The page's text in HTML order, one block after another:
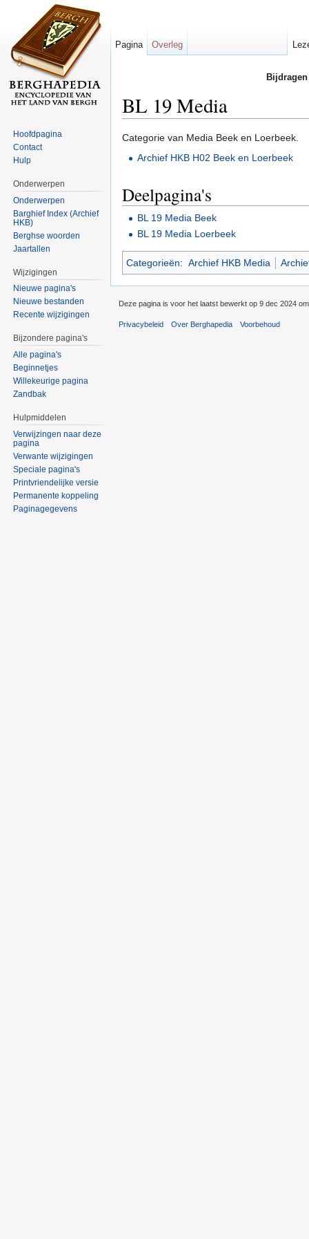
BL 19 Media
Categorie van Media Beek en Loerbeek.
Archief HKB H02 Beek en Loerbeek
Deelpagina's
BL 19 Media Beek
BL 19 Media Loerbeek
Categorieën: Archief HKB Media
Pagina Overleg
Hoofdpagina
Contact
Hulp
Onderwerpen
Onderwerpen
Barghief Index (Archief
HKB)
Berghse woorden
Jaartallen
Wijzigingen
Nieuwe pagina's
Nieuwe bestanden
Recente wijzigingen
Bijzondere pagina's
Alle pagina's
Beginnetjes
Willekeurige pagina
Zandbak
Hulpmiddelen
Verwijzingen naar deze
pagina
Verwante wijzigingen
Speciale pagina's
Printvriendelijke versie
Permanente koppeling
Paginagegevens
Deze pagina is voor het laatst bewerkt op 9 dec 2024
Privacybeleid Over Berghapedia Voorbehoud